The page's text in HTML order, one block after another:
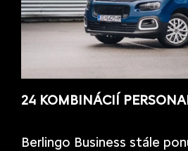
24 KOMBINÁCIÍ
Berlingo Business stále